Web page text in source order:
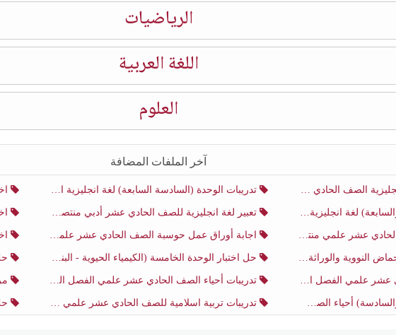
الرياضيات
اللغة العربية
العلوم
آخر الملفات المضافة
عشر أدبي منتصف الفصل الثاني تدريبات الوحدة (السادسة السابعة) لغة انجليزية الصف الحادي عشر أدبي منتصف الفصل الثاني
الصف الحادي عشر أدبي الفصل الثاني تعبير لغة انجليزية للصف الحادي عشر أدبي منتصف الفصل الثاني
علمي منتصف الفصل الثاني اجابة أوراق عمل حوسبة الصف الحادي عشر علمي منتصف الفصل الثاني
الصف الحادي عشر علمي منتصف الفصل الثاني حل اختبار الوحدة الخامسة (الكيمياء الحيوية - البناء الضوئي) أحياء الصف الحادي عشر علمي الفصل الثاني حل
علمي الفصل الثاني تدريبات أحياء الصف الحادي عشر علمي الفصل الثاني
عشر علمي منتصف الفصل الثاني تدريبات تربية اسلامية للصف الحادي عشر علمي منتصف الفصل الثاني حل